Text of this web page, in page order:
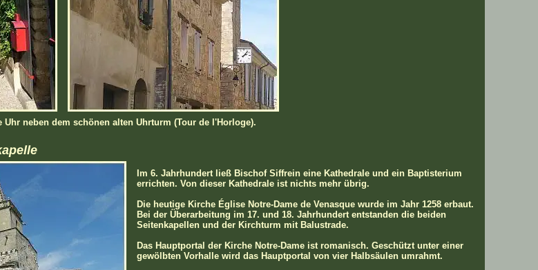
neben dem schönen alten Uhrturm (Tour de l'Horloge).
Im 6. Jahrhundert ließ Bischof Siffrein eine Kathedrale und ein Baptisterium
errichten. Von dieser Kathedrale ist nichts mehr übrig.
Die heutige Kirche Église Notre-Dame de Venasque wurde im Jahr 1258 erbaut.
Bei der Überarbeitung im 17. und 18. Jahrhundert entstanden die beiden
Seitenkapellen und der Kirchturm mit Balustrade.
Das Hauptportal der Kirche Notre-Dame ist romanisch. Geschützt unter einer
gewölbten Vorhalle wird das Hauptportal von vier Halbsäulen umrahmt.